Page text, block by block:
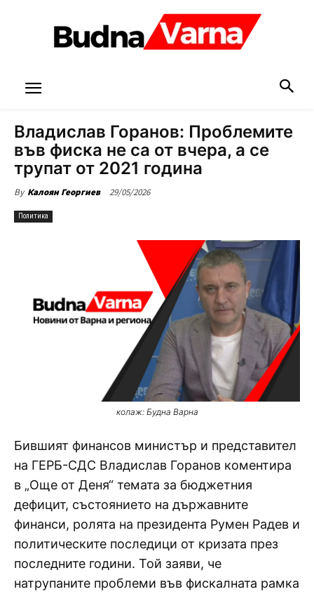
Владислав Горанов: Проблемите
във фиска не са от вчера, а се
трупат от 2021 година
By Калоян Георгиев 29/05/2026
Политика
колаж: Будна Варна
Бившият финансов министър и представител
на ГЕРБ-СДС Владислав Горанов коментира
в „Още от Деня“ темата за бюджетния
дефицит, състоянието на държавните
финанси, ролята на президента Румен Радев и
политическите последици от кризата през
последните години. Той заяви, че
натрупаните проблеми във фискалната рамка